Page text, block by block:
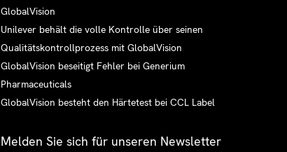
GlobalVision
Unilever behält die volle Kontrolle über seinen
Qualitätskontrollprozess mit GlobalVision
GlobalVision beseitigt Fehler bei Generium
Pharmaceuticals
GlobalVision besteht den Härtetest bei CCL Label
Melden Sie sich für unseren Newsletter